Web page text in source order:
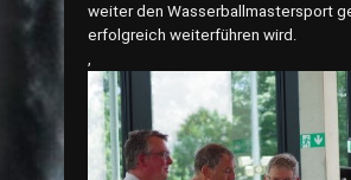
weiter den Wasserballmastersport
erfolgreich weiterführen wird.